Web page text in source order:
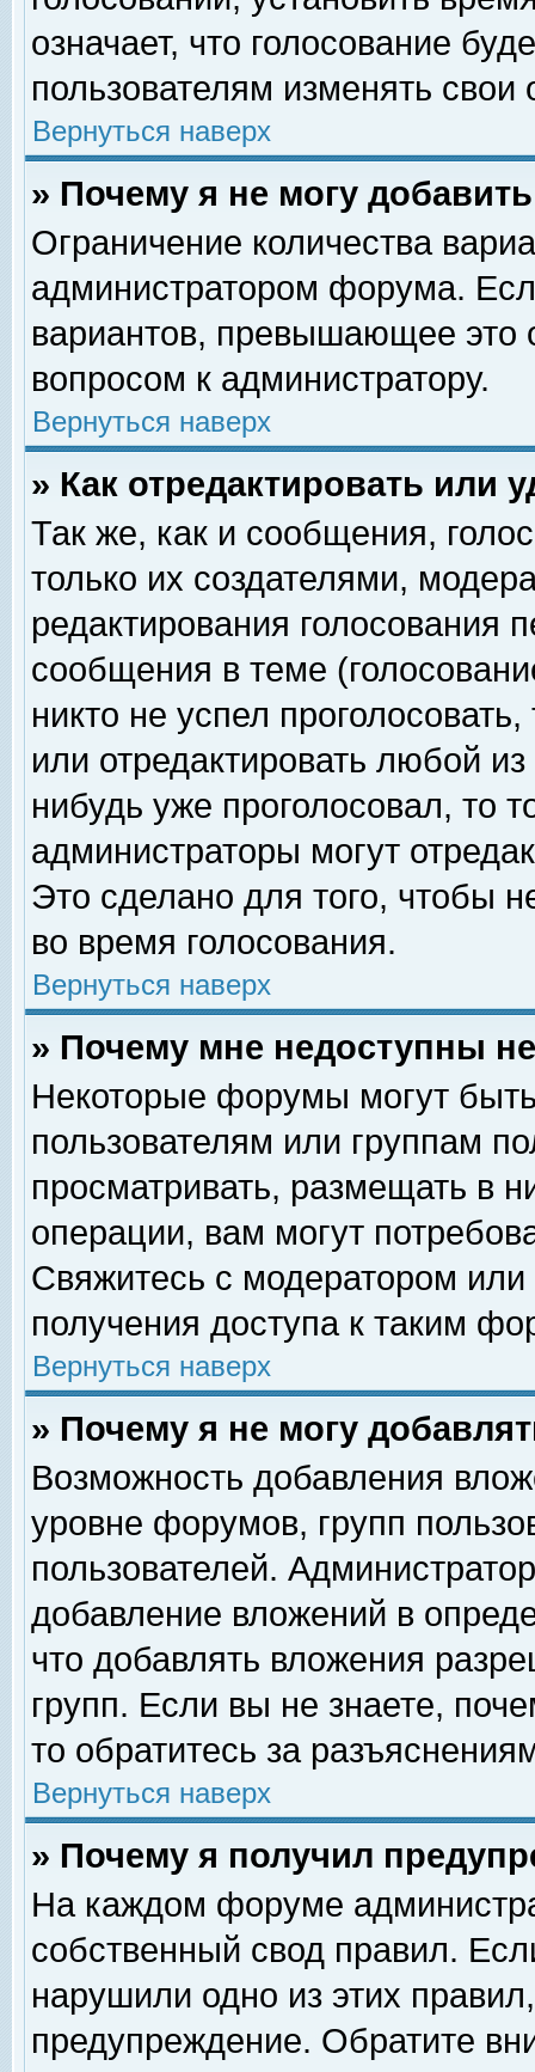
означает, что голосование
пользователям изменять свои
Вернуться наверх
» Почему я не могу
Ограничение количества
администратором форума.
вариантов, превышающее это
вопросом к администратору.
Вернуться наверх
» Как отредактировать или
Так же, как и сообщения,
только их создателями,
редактирования голосования
сообщения в теме
никто не успел
или отредактировать любой
нибудь уже проголосовал, то
администраторы могут
Это сделано для того, чтобы
во время голосования.
Вернуться наверх
» Почему мне недоступны
Некоторые форумы могут
пользователям или группам
просматривать, размещать в
операции, вам могут
Свяжитесь с модератором
получения доступа к таким
Вернуться наверх
» Почему я не могу
Возможность добавления
уровне форумов, групп
пользователей.
добавление вложений в
что добавлять вложения
групп. Если вы не знаете,
то обратитесь за
Вернуться наверх
» Почему я получил
На каждом форуме
собственный свод правил.
нарушили одно из этих
предупреждение. Обратите